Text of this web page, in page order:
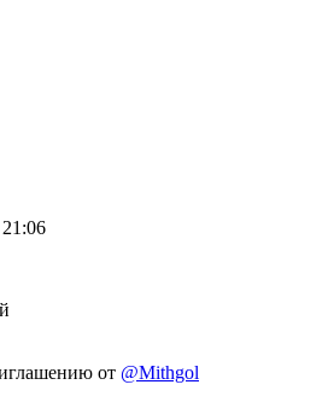
от @Mithgol